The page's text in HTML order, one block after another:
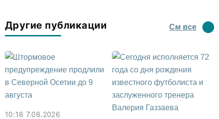
Другие публикации См все
10:18 7.08.2026